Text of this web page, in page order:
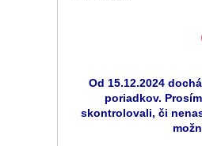
Od 15.12.2024
poriadkov.
skontrolovali, či